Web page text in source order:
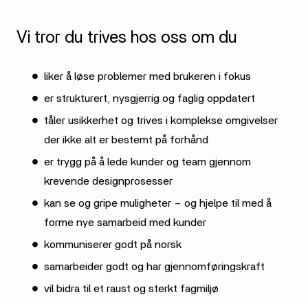
Vi tror du trives hos oss om du
liker å løse problemer med brukeren i fokus
er strukturert, nysgjerrig og faglig oppdatert
tåler usikkerhet og trives i komplekse omgivelser
der ikke alt er bestemt på forhånd
er trygg på å lede kunder og team gjennom
krevende designprosesser
kan se og gripe muligheter – og hjelpe til med å
forme nye samarbeid med kunder
kommuniserer godt på norsk
samarbeider godt og har gjennomføringskraft
vil bidra til et raust og sterkt fagmiljø